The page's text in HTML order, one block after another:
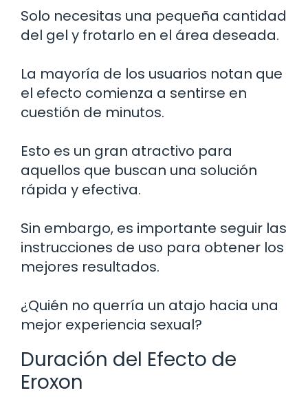
Solo necesitas una pequeña cantidad
del gel y frotarlo en el área deseada.
La mayoría de los usuarios notan que
el efecto comienza a sentirse en
cuestión de minutos.
Esto es un gran atractivo para
aquellos que buscan una solución
rápida y efectiva.
Sin embargo, es importante seguir las
instrucciones de uso para obtener los
mejores resultados.
¿Quién no querría un atajo hacia una
mejor experiencia sexual?
Duración del Efecto de
Eroxon